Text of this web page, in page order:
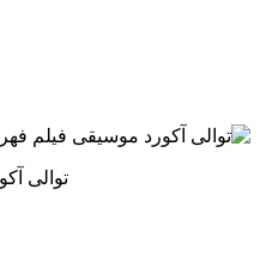
توالی آکورد تم Lente